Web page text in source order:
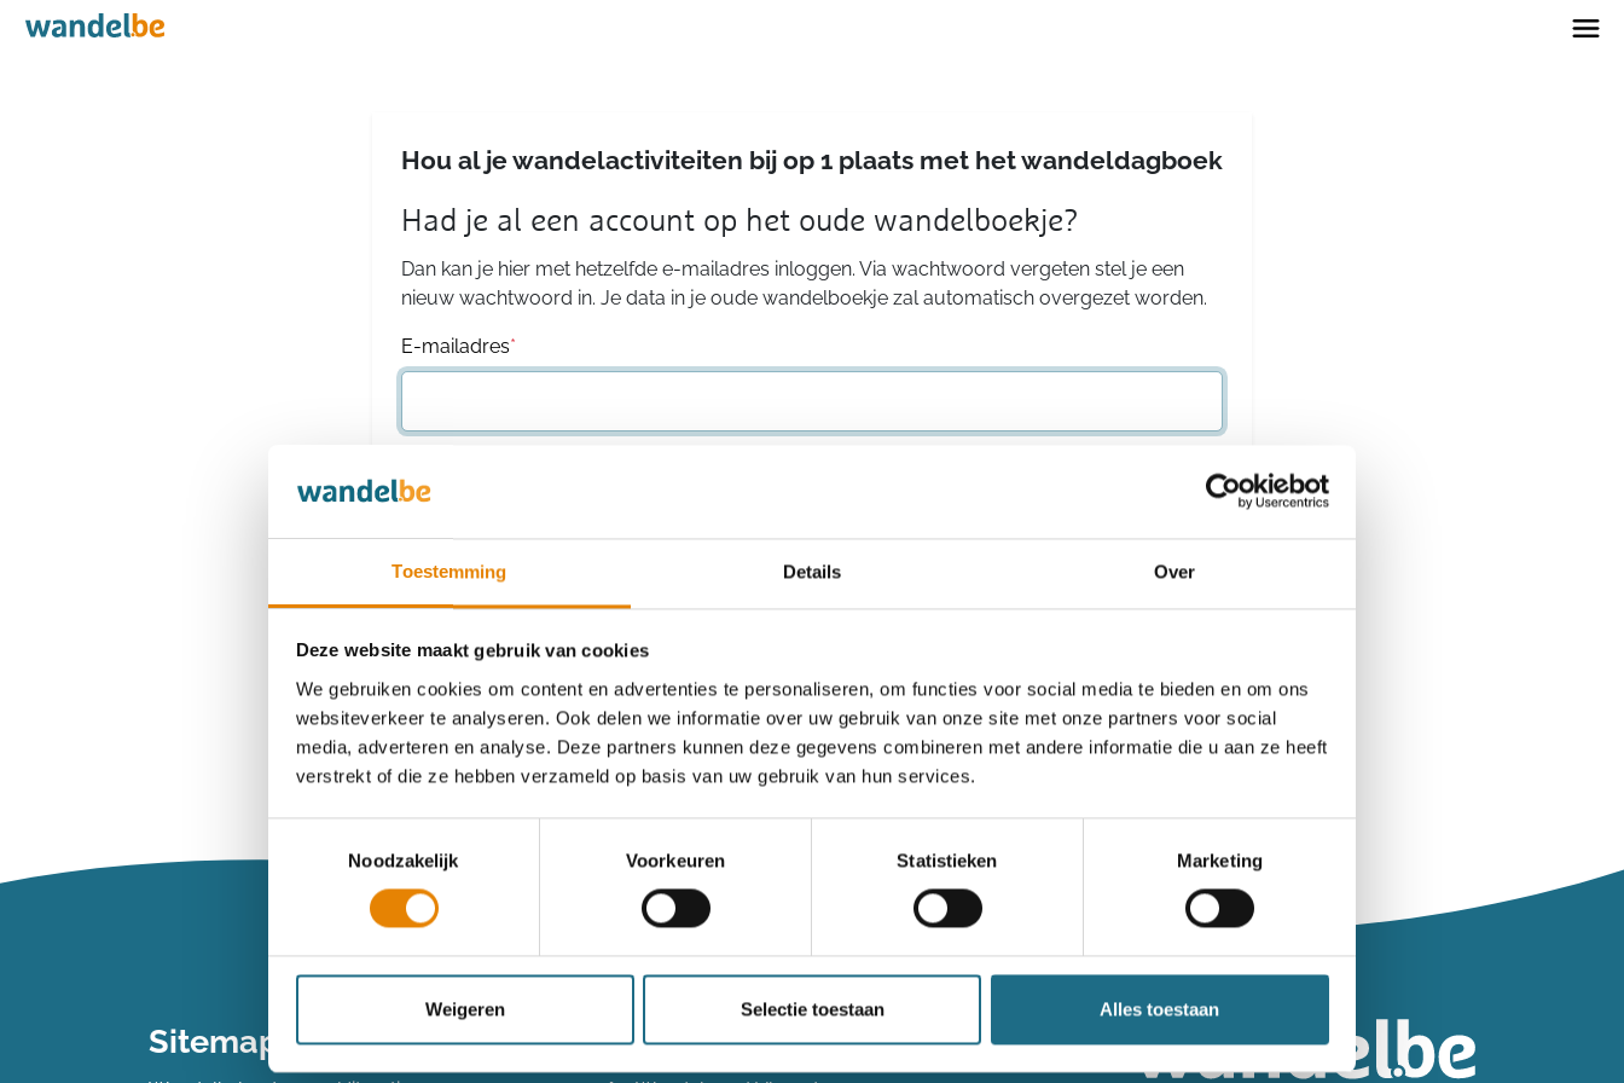
Toestemming Details Over
Deze website maakt gebruik van cookies
We gebruiken cookies om content en advertenties te personaliseren, om functies voor social media te bieden en om ons
websiteverkeer te analyseren. Ook delen we informatie over uw gebruik van onze site met onze partners voor social
media, adverteren en analyse. Deze partners kunnen deze gegevens combineren met andere informatie die u aan ze heeft
verstrekt of die ze hebben verzameld op basis van uw gebruik van hun services.
Noodzakelijk
Voorkeuren Statistieken Marketing
Weigeren Selectie toestaan Alles toestaan
Home
Hou al je wandelactiviteiten bij op 1 plaats met het wandeldagboek
Had je al een account op het oude wandelboekje?
Dan kan je hier met hetzelfde e-mailadres inloggen. Via wachtwoord vergeten stel je een
nieuw wachtwoord in. Je data in je oude wandelboekje zal automatisch overgezet worden.
E-mailadres*
Heb je nog geen account?
Maak een nieuw account aan
Vind je je weg niet goed in het wandeldagboek? Raadpleeg dan hier de handleiding.
Sitemap Contact